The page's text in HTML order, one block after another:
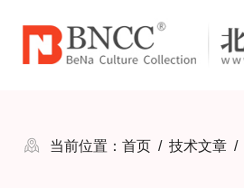
当前位置： 首页 / 技术文章 /